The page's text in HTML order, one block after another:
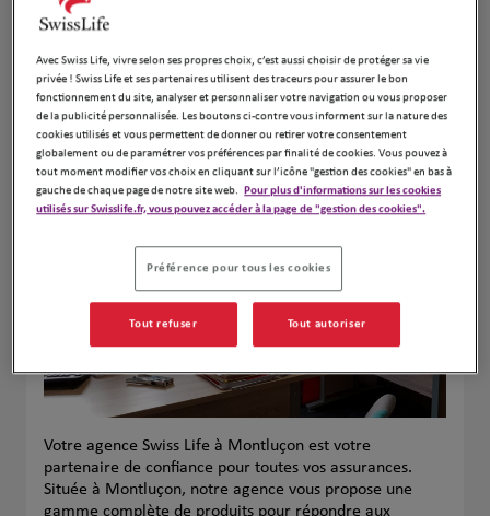
Leaflet | Map ©2026 HERE
Naviguer Itinéraire
Votre agence Swiss Life à Montluçon est votre
partenaire de confiance pour toutes vos assurances.
Située à Montluçon, notre agence vous propose une
gamme complète de produits pour répondre aux
Avec Swiss Life, vivre selon ses propres choix, c’est aussi choisir de protéger sa vie
privée ! Swiss Life et ses partenaires utilisent des traceurs pour assurer le bon
fonctionnement du site, analyser et personnaliser votre navigation ou vous proposer
de la publicité personnalisée. Les boutons ci-contre vous informent sur la nature des
cookies utilisés et vous permettent de donner ou retirer votre consentement
globalement ou de paramétrer vos préférences par finalité de cookies. Vous pouvez à
tout moment modifier vos choix en cliquant sur l’icône "gestion des cookies" en bas à
gauche de chaque page de notre site web. Pour plus d'informations sur les cookies
utilisés sur Swisslife.fr, vous pouvez accéder à la page de "gestion des cookies".
Préférence pour tous les cookies
Tout refuser Tout autoriser